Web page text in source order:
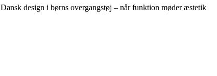
Dansk design i børns overgangstøj – når funktion møder æstetik